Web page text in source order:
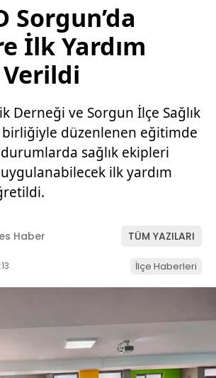
Sorgun’da
İlk Yardım
Derneği ve Sorgun İlçe Sağlık
düzenlenen eğitimde
sağlık ekipleri
ilk yardım
Haber TÜM YAZILARI
İlçe Haberleri